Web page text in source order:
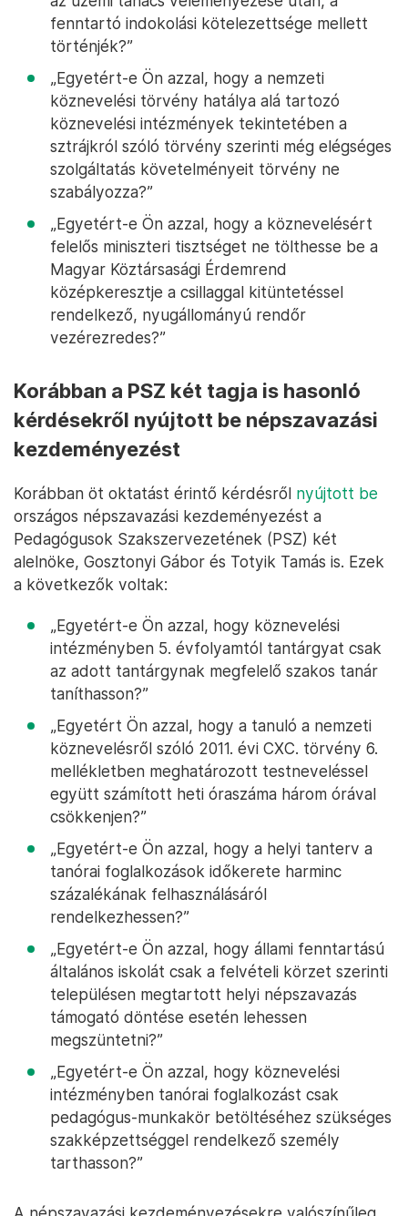
fenntartó indokolási kötelezettsége mellett
történjék?”
„Egyetért-e Ön azzal, hogy a nemzeti
köznevelési törvény hatálya alá tartozó
köznevelési intézmények tekintetében a
sztrájkról szóló törvény szerinti még elégséges
szolgáltatás követelményeit törvény ne
szabályozza?”
„Egyetért-e Ön azzal, hogy a köznevelésért
felelős miniszteri tisztséget ne tölthesse be a
Magyar Köztársasági Érdemrend
középkeresztje a csillaggal kitüntetéssel
rendelkező, nyugállományú rendőr
vezérezredes?”
Korábban a PSZ két tagja is hasonló
kérdésekről nyújtott be népszavazási
kezdeményezést
Korábban öt oktatást érintő kérdésről nyújtott be
országos népszavazási kezdeményezést a
Pedagógusok Szakszervezetének (PSZ) két
alelnöke, Gosztonyi Gábor és Totyik Tamás is. Ezek
a következők voltak:
„Egyetért-e Ön azzal, hogy köznevelési
intézményben 5. évfolyamtól tantárgyat csak
az adott tantárgynak megfelelő szakos tanár
taníthasson?”
„Egyetért Ön azzal, hogy a tanuló a nemzeti
köznevelésről szóló 2011. évi CXC. törvény 6.
mellékletben meghatározott testneveléssel
együtt számított heti óraszáma három órával
csökkenjen?”
„Egyetért-e Ön azzal, hogy a helyi tanterv a
tanórai foglalkozások időkerete harminc
százalékának felhasználásáról
rendelkezhessen?”
„Egyetért-e Ön azzal, hogy állami fenntartású
általános iskolát csak a felvételi körzet szerinti
településen megtartott helyi népszavazás
támogató döntése esetén lehessen
megszüntetni?”
„Egyetért-e Ön azzal, hogy köznevelési
intézményben tanórai foglalkozást csak
pedagógus-munkakör betöltéséhez szükséges
szakképzettséggel rendelkező személy
tarthasson?”